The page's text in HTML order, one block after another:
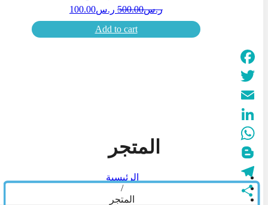
المتجر
الرئيسية
/
المتجر
ر.س500.00 ر.س100.00
Add to cart
WhatsApp
Telegram